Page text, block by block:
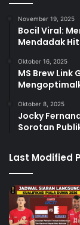
November 19, 2025
Bocil Viral:
Mendadak
Oktober 16, 2025
MS Brew
Oktober 8, 2025
Jocky
Sorotan
Last Modified